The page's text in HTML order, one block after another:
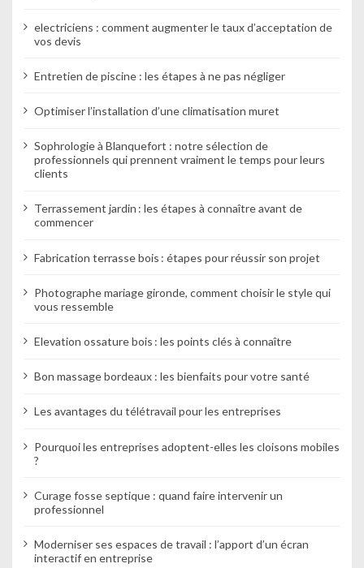
electriciens : comment augmenter le taux d’acceptation de
vos devis
Entretien de piscine : les étapes à ne pas négliger
Optimiser l’installation d’une climatisation muret
Sophrologie à Blanquefort : notre sélection de
professionnels qui prennent vraiment le temps pour leurs
clients
Terrassement jardin : les étapes à connaître avant de
commencer
Fabrication terrasse bois : étapes pour réussir son projet
Photographe mariage gironde, comment choisir le style qui
vous ressemble
Elevation ossature bois : les points clés à connaître
Bon massage bordeaux : les bienfaits pour votre santé
Les avantages du télétravail pour les entreprises
Pourquoi les entreprises adoptent-elles les cloisons mobiles
?
Curage fosse septique : quand faire intervenir un
professionnel
Moderniser ses espaces de travail : l’apport d’un écran
interactif en entreprise